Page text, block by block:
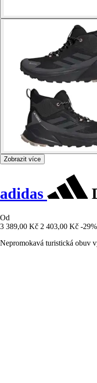
Zobrazit více
adidas
Od
3 389,00 Kč 2 403,00 Kč -29%
Nepromokavá turistická obuv